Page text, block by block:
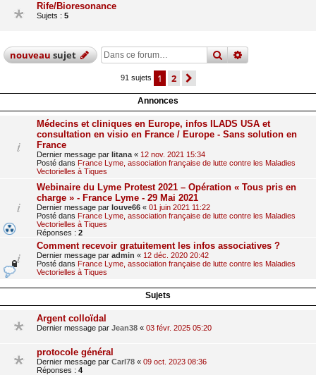
Rife/Bioresonance
Sujets : 5
nouveausujet rechercher
recherche
91 sujets 1 2
Annonces
Médecins et cliniques en Europe, infos ILADS USA et
consultation en visio en France / Europe - Sans solution en
France
Dernier message par litana « 12 nov. 2021 15:34
Posté dans France Lyme, association française de lutte contre les Maladies
Vectorielles à Tiques
Webinaire du Lyme Protest 2021 – Opération « Tous pris en
charge » - France Lyme - 29 Mai 2021
Dernier message par louve66 « 01 juin 2021 11:22
Posté dans France Lyme, association française de lutte contre les Maladies
Vectorielles à Tiques
Réponses : 2
Comment recevoir gratuitement les infos associatives ?
Dernier message par admin « 12 déc. 2020 20:42
Posté dans France Lyme, association française de lutte contre les Maladies
Vectorielles à Tiques
Sujets
Argent colloïdal
Dernier message par Jean38 « 03 févr. 2025 05:20
protocole général
Dernier message par Carl78 « 09 oct. 2023 08:36
Réponses : 4